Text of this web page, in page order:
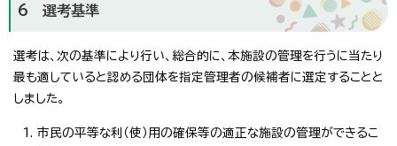
6 選考基準
選考は、次の基準により行い、総合的に、本施設の管理を行うに当たり
最も適していると認める団体を指定管理者の候補者に選定することと
しました。
市民の平等な利（使）用の確保等の適正な施設の管理ができるこ